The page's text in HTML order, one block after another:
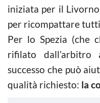
iniziata per il
per ricompattare
Per lo Spezia (che
rifilato
successo che può
qualità richiesto: la